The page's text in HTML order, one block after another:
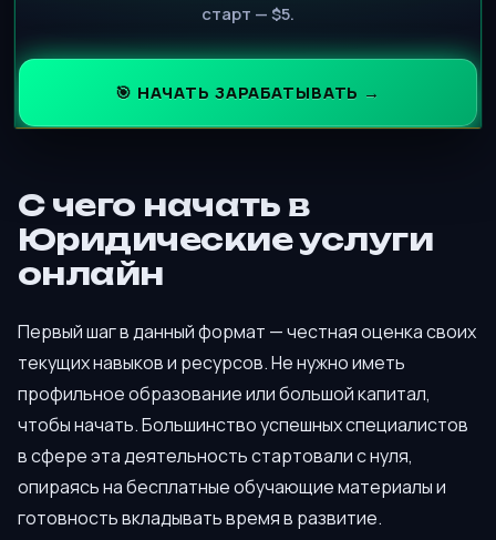
старт — $5.
🎯 НАЧАТЬ ЗАРАБАТЫВАТЬ →
С чего начать в
Юридические услуги
онлайн
Первый шаг в данный формат — честная оценка своих
текущих навыков и ресурсов. Не нужно иметь
профильное образование или большой капитал,
чтобы начать. Большинство успешных специалистов
в сфере эта деятельность стартовали с нуля,
опираясь на бесплатные обучающие материалы и
готовность вкладывать время в развитие.